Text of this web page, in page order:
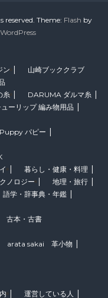
reserved. Theme: Flash by
WordPress
ン
山崎ブッククラブ
糸
DARUMA ダルマ糸
ーリップ 編み物用品
Puppy パピー
暮らし・健康・料理
ノロジー
地理・旅行
語学・辞事典・年鑑
古本・古書
arata sakai 革小物
運営している人